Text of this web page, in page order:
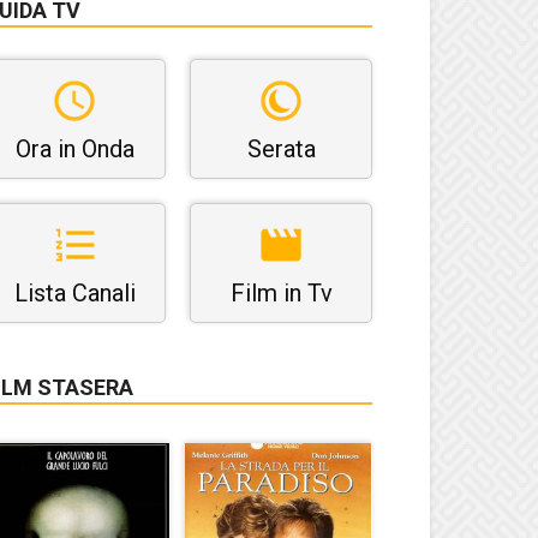
TV
Ora in Onda Serata
Lista Canali Film in Tv
STASERA